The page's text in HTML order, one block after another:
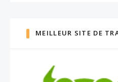
MEILLEUR SITE DE